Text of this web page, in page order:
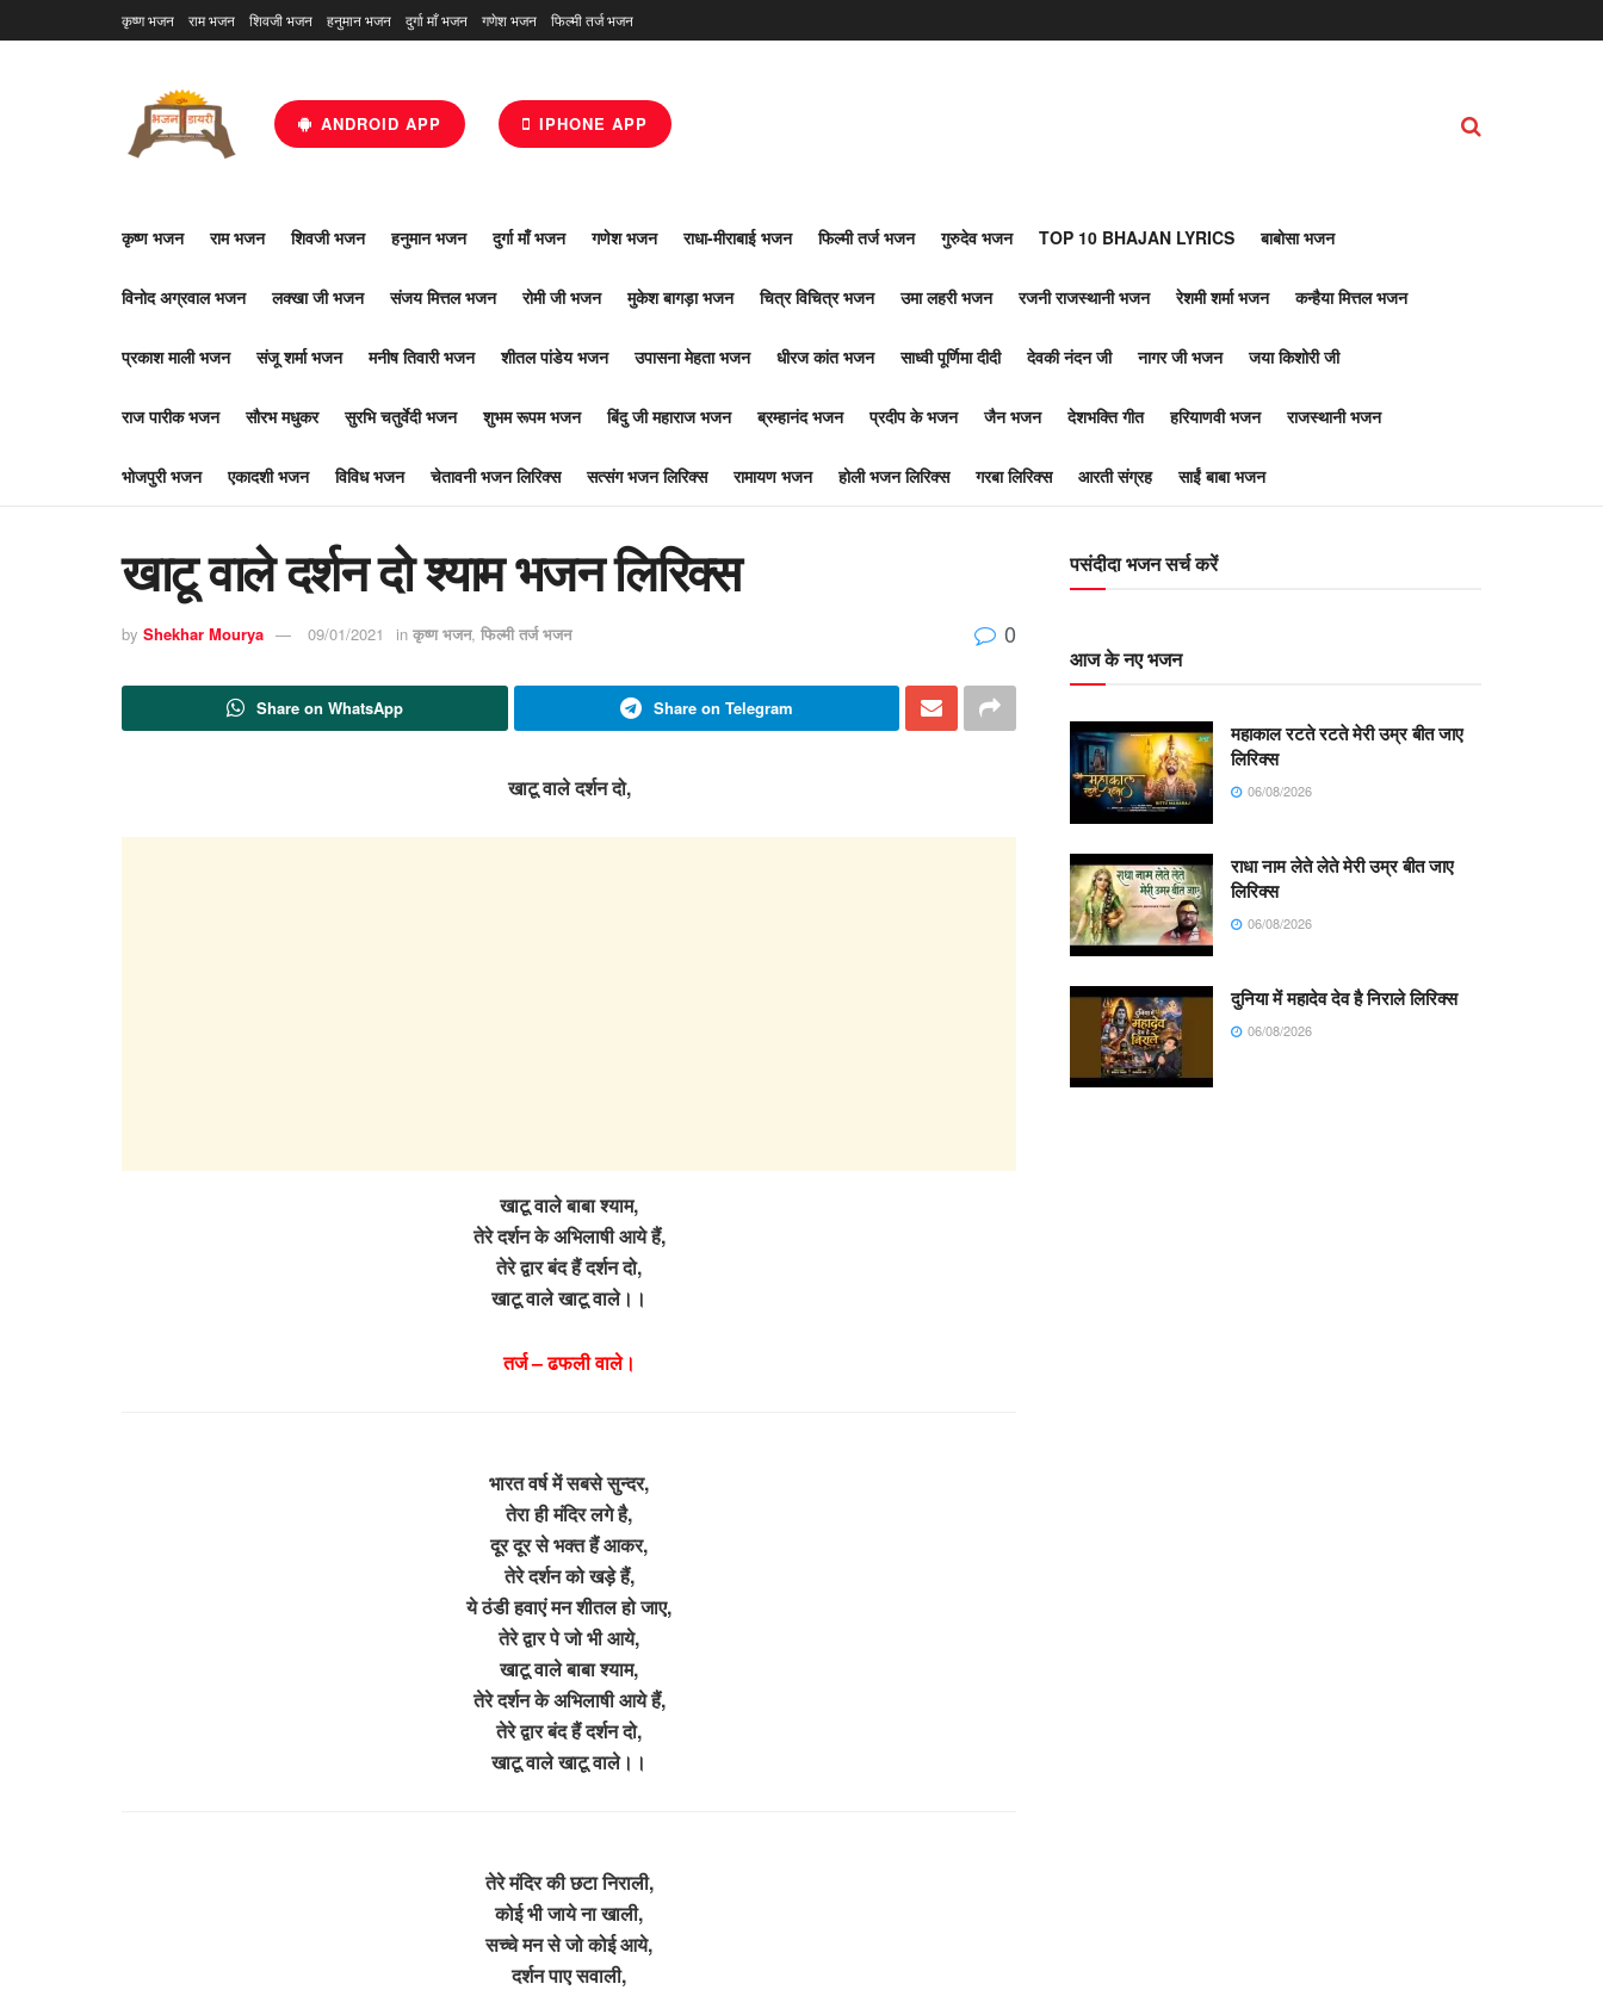
कृष्ण भजन राम भजन शिवजी भजन हनुमान भजन दुर्गा माँ भजन गणेश भजन फिल्मी तर्ज भजन
ANDROID APP IPHONE APP
कृष्ण भजन राम भजन शिवजी भजन हनुमान भजन दुर्गा माँ भजन गणेश भजन राधा-मीराबाई भजन फिल्मी तर्ज भजन गुरुदेव भजन TOP 10 BHAJAN LYRICS बाबोसा भजन
विनोद अग्रवाल भजन लक्खा जी भजन संजय मित्तल भजन रोमी जी भजन मुकेश बागड़ा भजन चित्र विचित्र भजन उमा लहरी भजन रजनी राजस्थानी भजन रेशमी शर्मा भजन कन्हैया मित्तल भजन
प्रकाश माली भजन संजू शर्मा भजन मनीष तिवारी भजन शीतल पांडेय भजन उपासना मेहता भजन धीरज कांत भजन साध्वी पूर्णिमा दीदी देवकी नंदन जी नागर जी भजन जया किशोरी जी
राज पारीक भजन सौरभ मधुकर सुरभि चतुर्वेदी भजन शुभम रूपम भजन बिंदु जी महाराज भजन ब्रम्हानंद भजन प्रदीप के भजन जैन भजन देशभक्ति गीत हरियाणवी भजन राजस्थानी भजन
भोजपुरी भजन एकादशी भजन विविध भजन चेतावनी भजन लिरिक्स सत्संग भजन लिरिक्स रामायण भजन होली भजन लिरिक्स गरबा लिरिक्स आरती संग्रह साईं बाबा भजन
खाटू वाले दर्शन दो श्याम भजन लिरिक्स
by Shekhar Mourya 09/01/2021 in कृष्ण भजन, फिल्मी तर्ज भजन 0
Share on WhatsApp Share on Telegram
खाटू वाले दर्शन दो,
खाटू वाले बाबा श्याम,
तेरे दर्शन के अभिलाषी आये हैं,
तेरे द्वार बंद हैं दर्शन दो,
खाटू वाले खाटू वाले।।
तर्ज – ढफली वाले।
भारत वर्ष में सबसे सुन्दर,
तेरा ही मंदिर लगे है,
दूर दूर से भक्त हैं आकर,
तेरे दर्शन को खड़े हैं,
ये ठंडी हवाएं मन शीतल हो जाए,
तेरे द्वार पे जो भी आये,
खाटू वाले बाबा श्याम,
तेरे दर्शन के अभिलाषी आये हैं,
तेरे द्वार बंद हैं दर्शन दो,
खाटू वाले खाटू वाले।।
तेरे मंदिर की छटा निराली,
कोई भी जाये ना खाली,
सच्चे मन से जो कोई आये,
दर्शन पाए सवाली,
पसंदीदा भजन सर्च करें
आज के नए भजन
महाकाल रटते रटते मेरी उम्र बीत जाए
लिरिक्स
06/08/2026
राधा नाम लेते लेते मेरी उम्र बीत जाए
लिरिक्स
06/08/2026
दुनिया में महादेव देव है निराले लिरिक्स
06/08/2026